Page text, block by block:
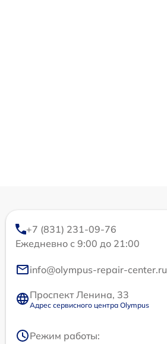
+7 (831) 231-09-76
Ежедневно с 9:00 до 21:00
info@olympus-repair-center.ru
Проспект Ленина, 33
Адрес сервисного центра Olympus
Режим работы: